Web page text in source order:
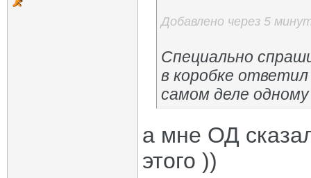
Добавлено через 5
Специально
в коробке
самом деле
а мне ОД
этого ))